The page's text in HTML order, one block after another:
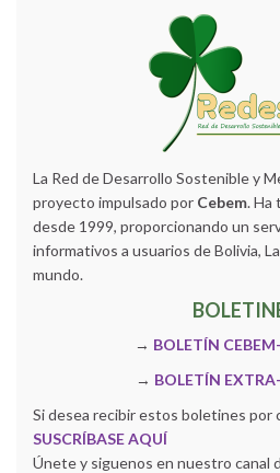
La Red de Desarrollo Sostenible y
proyecto impulsado por Cebem. Ha
desde 1999, proporcionando un
informativos a usuarios de Bolivia,
mundo.
→ BOLETÍN
→ BOLETÍN
Si desea recibir estos boletines por
SUSCRÍBASE AQUÍ
Únete y siguenos en nuestro canal